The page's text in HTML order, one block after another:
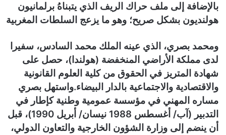
بالإضافة إلى ملف حراك الريف الذي يتبناهُ برلمانيون
هولنديون بشكل صريح؛ وهو ما يزعج السلطات المغربية
ومحمد بصري، الذي عينه الملك محمد السادس، سفيرا
لدى مملكة الأراضي المنخفضة (هولندا)، حصل على
شهادة المتريز في الحقوق من كلية العلوم القانونية
والاقتصادية والاجتماعية بالدار البيضاء.واستهل بصري
مساره المهني في مؤسسة عمومية وطنية كإطار في
التدبير (آب/ أغسطس 1988 نيسان/ أبريل 1990)، قبل
أن ينضم إلى وزارة الشؤون الخارجية والتعاون الدولي،